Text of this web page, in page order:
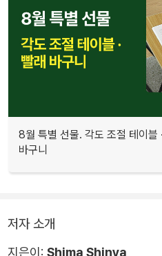
8월 특별 선물. 각도 조절 테이블
바구니
저자 소개
지은이: Shima Shinya